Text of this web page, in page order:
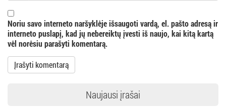
Noriu savo interneto naršyklėje išsaugoti vardą, el. pašto adresą ir
interneto puslapį, kad jų nebereiktų įvesti iš naujo, kai kitą kartą
vėl norėsiu parašyti komentarą.
Naujausi įrašai